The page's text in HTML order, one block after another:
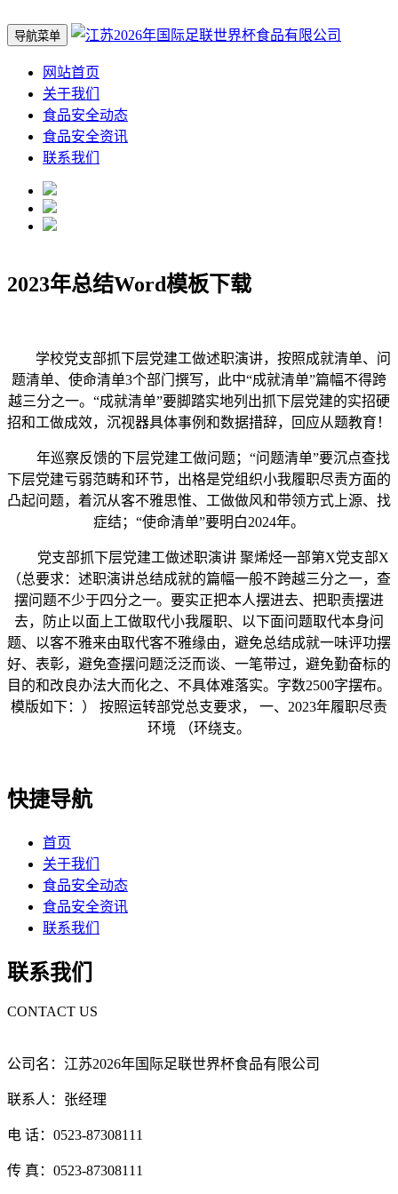
导航菜单
网站首页
关于我们
食品安全动态
食品安全资讯
联系我们
2023年总结Word模板下载
学校党支部抓下层党建工做述职演讲，按照成就清单、问
题清单、使命清单3个部门撰写，此中“成就清单”篇幅不得跨
越三分之一。“成就清单”要脚踏实地列出抓下层党建的实招硬
招和工做成效，沉视器具体事例和数据措辞，回应从题教育！
年巡察反馈的下层党建工做问题；“问题清单”要沉点查找
下层党建亏弱范畴和环节，出格是党组织小我履职尽责方面的
凸起问题，着沉从客不雅思惟、工做做风和带领方式上源、找
症结；“使命清单”要明白2024年。
党支部抓下层党建工做述职演讲 聚烯烃一部第X党支部X
（总要求：述职演讲总结成就的篇幅一般不跨越三分之一，查
摆问题不少于四分之一。要实正把本人摆进去、把职责摆进
去，防止以面上工做取代小我履职、以下面问题取代本身问
题、以客不雅来由取代客不雅缘由，避免总结成就一味评功摆
好、表彰，避免查摆问题泛泛而谈、一笔带过，避免勤奋标的
目的和改良办法大而化之、不具体难落实。字数2500字摆布。
模版如下：） 按照运转部党总支要求， 一、2023年履职尽责
环境 （环绕支。
快捷导航
首页
关于我们
食品安全动态
食品安全资讯
联系我们
联系我们
CONTACT US
公司名：江苏2026年国际足联世界杯食品有限公司
联系人：张经理
电 话：0523-87308111
传 真：0523-87308111